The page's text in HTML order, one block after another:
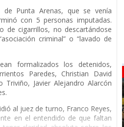
de Punta Arenas, que se venía
con 5 personas imputadas.
de cigarrillos, no descartándose
criminal” o “lavado de
formalizados los detenidos,
Paredes, Christian David
Triviño, Javier Alejandro Alarcón
al juez de turno, Franco Reyes,
en el entendido de que faltan